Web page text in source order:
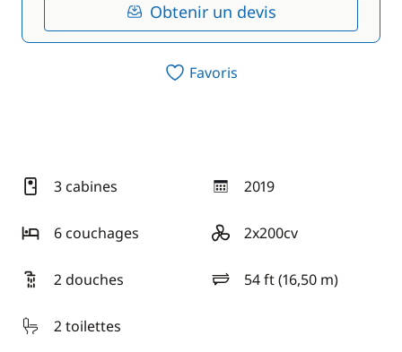
Obtenir un devis
Favoris
3 cabines 2019
année
6 couchages
2x200cv
motorisation
2 douches
54 ft (16,50 m)
longueur
2 toilettes